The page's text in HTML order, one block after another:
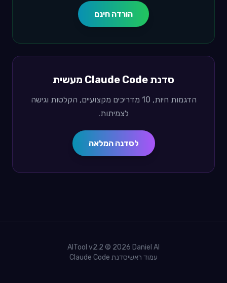
הורדה חינם
סדנת Claude Code מעשית
הדגמות חיות, 10 מדריכים מקצועיים, הקלטות וגישה
לצמיתות.
לסדנה המלאה
AITool v2.2 © 2026 Daniel AI
עמוד ראשיסדנת Claude Code